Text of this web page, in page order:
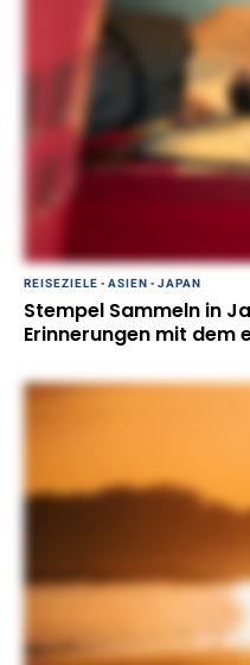
REISEZIELE - ASIEN - JAPAN
Stempel Sammeln in
Erinnerungen mit dem